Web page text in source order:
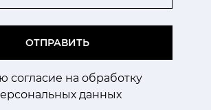
ОТПРАВИТЬ
согласие на обработку
данных